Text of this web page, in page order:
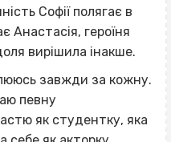
Софії полягає в
Анастасія, героїня
вирішила інакше.
завжди за кожну.
певну
як студентку, яка